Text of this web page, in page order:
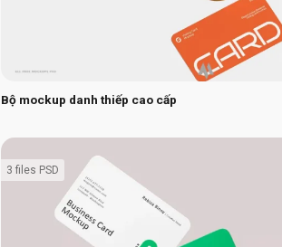
Bộ mockup danh thiếp cao cấp
3 files PSD